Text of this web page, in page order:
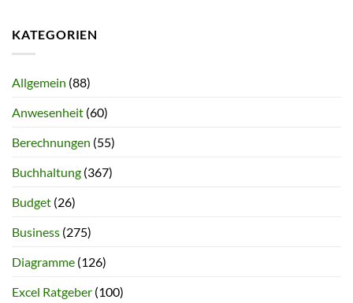
KATEGORIEN
Allgemein (88)
Anwesenheit (60)
Berechnungen (55)
Buchhaltung (367)
Budget (26)
Business (275)
Diagramme (126)
Excel Ratgeber (100)